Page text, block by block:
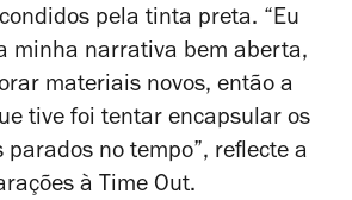
pela tinta preta. “Eu
minha narrativa bem aberta,
materiais novos, então a
tive foi tentar encapsular os
parados no tempo”, reflecte a
à Time Out.